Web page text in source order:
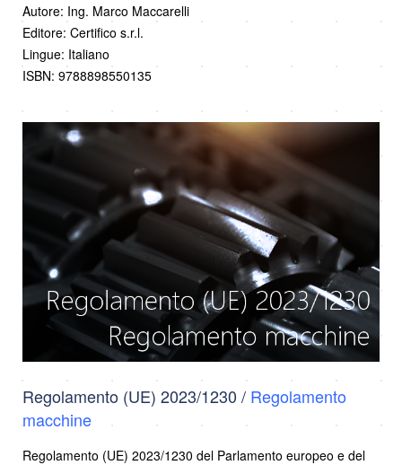
Autore: Ing. Marco Maccarelli
Editore: Certifico s.r.l.
Lingue: Italiano
ISBN: 9788898550135
Regolamento (UE) 2023/1230 / Regolamento
macchine
Regolamento (UE) 2023/1230 del Parlamento europeo e del